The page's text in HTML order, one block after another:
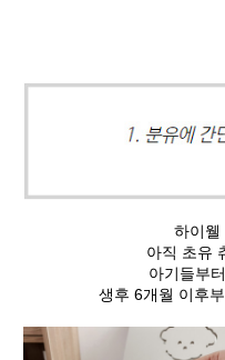
하이웰
아직 초유
아기들부
생후 6개월 이후